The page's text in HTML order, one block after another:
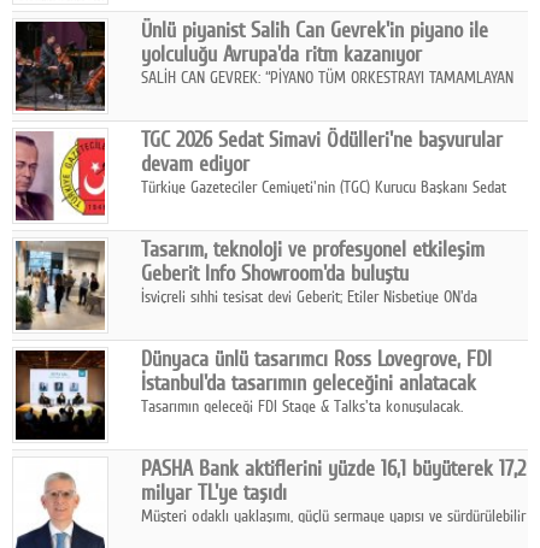
hedefiyle internet sitesini ve sosyal medya kanallarını yeniledi.
Ünlü piyanist Salih Can Gevrek'in piyano ile
yolculuğu Avrupa'da ritm kazanıyor
SALİH CAN GEVREK: “PİYANO TÜM ORKESTRAYI TAMAMLAYAN
ETKİ YARATIYOR"
TGC 2026 Sedat Simavi Ödülleri'ne başvurular
devam ediyor
Türkiye Gazeteciler Cemiyeti'nin (TGC) Kurucu Başkanı Sedat
Tasarım, teknoloji ve profesyonel etkileşim
Geberit Info Showroom'da buluştu
İsviçreli sıhhi tesisat devi Geberit; Etiler Nisbetiye ON'da
ortaklığıyla özel bir davete ev sahipliği yaptı.
Dünyaca ünlü tasarımcı Ross Lovegrove, FDI
İstanbul'da tasarımın geleceğini anlatacak
Tasarımın geleceği FDI Stage & Talks'ta konuşulacak.
PASHA Bank aktiflerini yüzde 16,1 büyüterek 17,2
milyar TL'ye taşıdı
Müşteri odaklı yaklaşımı, güçlü sermaye yapısı ve sürdürülebilir